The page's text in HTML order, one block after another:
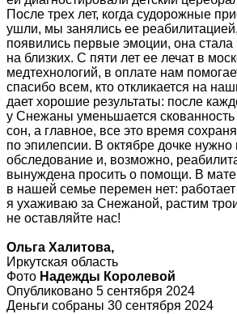
После трех лет, когда судорожные
ушли, мы занялись ее реабилитацией,
появились первые эмоции, она стала
на близких. С пяти лет ее лечат в
медтехнологий, в оплате нам
спасибо всем, кто откликается на
дает хорошие результаты: после
у Снежаны уменьшается
сон, а главное, все это время
по эпилепсии. В октябре дочке
обследование и, возможно,
вынуждена просить о помощи. В
в нашей семье перемен нет:
я ухаживаю за Снежаной, растим
не оставляйте нас!
Ольга Халитова,
Иркутская область
Фото Надежды Королевой
Опубликовано 5 сентября 2024
Деньги собраны 30 сентября 2024